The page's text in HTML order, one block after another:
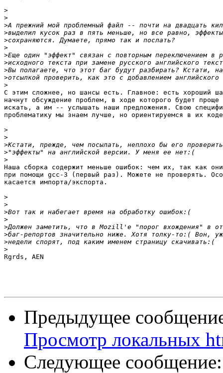
>
>
>
>
>
>
>
>
>
>
>
С этим сложнее, но шансы есть. Главное: есть хороший
начнут обсуждение проблем, в ходе которого будет
искать, а им -- услышать наши предложения. Свою
проблематику мы знаем лучше, но ориентируемся в их
>
>
>
>
>
Наша сборка содержит меньше ошибок: чем их, так как
при помощи gcc-3 (первый раз). Можете не проверять.
касается импорта/экспорта.
>
>
>
>
>
>
>
>
Rgrds, AEN
Предыдущее
Просмотр локальных
Следующее